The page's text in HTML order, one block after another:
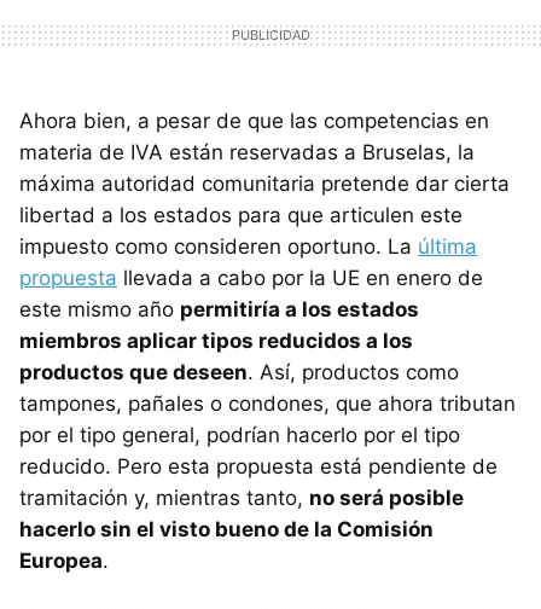
Ahora bien, a pesar de que las competencias en
materia de IVA están reservadas a Bruselas, la
máxima autoridad comunitaria pretende dar cierta
libertad a los estados para que articulen este
impuesto como consideren oportuno. La última
propuesta llevada a cabo por la UE en enero de
este mismo año permitiría a los estados
miembros aplicar tipos reducidos a los
productos que deseen. Así, productos como
tampones, pañales o condones, que ahora tributan
por el tipo general, podrían hacerlo por el tipo
reducido. Pero esta propuesta está pendiente de
tramitación y, mientras tanto, no será posible
hacerlo sin el visto bueno de la Comisión
Europea.